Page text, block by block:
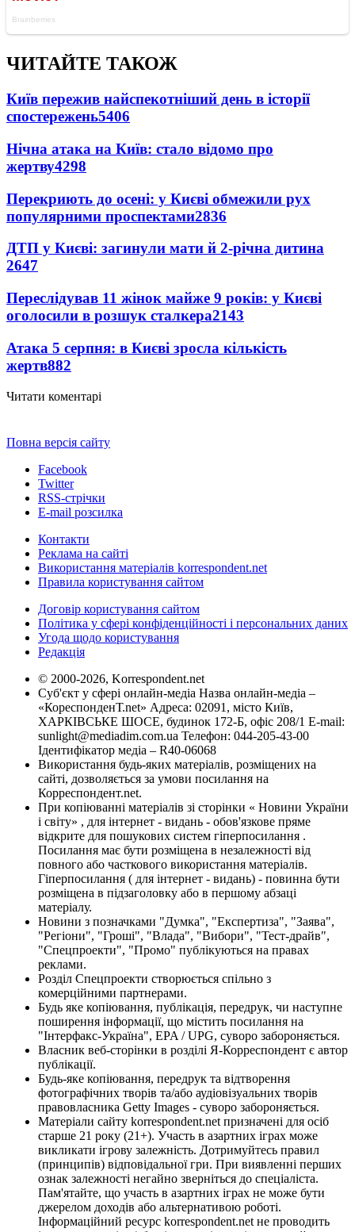
ЧИТАЙТЕ ТАКОЖ
Київ пережив найспекотніший день в історії
спостережень5406
Нічна атака на Київ: стало відомо про
жертву4298
Перекриють до осені: у Києві обмежили рух
популярними проспектами2836
ДТП у Києві: загинули мати й 2-річна дитина
2647
Переслідував 11 жінок майже 9 років: у Києві
оголосили в розшук сталкера2143
Атака 5 серпня: в Києві зросла кількість
жертв882
Читати коментарі
Повна версія сайту
Facebook
Twitter
RSS-стрічки
E-mail розсилка
Контакти
Реклама на сайті
Використання матеріалів korrespondent.net
Правила користування сайтом
Договір користування сайтом
Політика у сфері конфіденційності і персональних даних
Угода щодо користування
Редакція
© 2000-2026, Korrespondent.net
Суб'єкт у сфері онлайн-медіа Назва онлайн-медіа –
«КореспонденТ.net» Адреса: 02091, місто Київ,
ХАРКІВСЬКЕ ШОСЕ, будинок 172-Б, офіс 208/1 E-mail:
sunlight@mediadim.com.ua Телефон: 044-205-43-00
Ідентифікатор медіа – R40-06068
Використання будь-яких матеріалів, розміщених на
сайті, дозволяється за умови посилання на
Корреспондент.net.
При копіюванні матеріалів зі сторінки « Новини України
і світу» , для інтернет - видань - обов'язкове пряме
відкрите для пошукових систем гіперпосилання .
Посилання має бути розміщена в незалежності від
повного або часткового використання матеріалів.
Гіперпосилання ( для інтернет - видань) - повинна бути
розміщена в підзаголовку або в першому абзаці
матеріалу.
Новини з позначками "Думка", "Експертиза", "Заява",
"Регіони", "Гроші", "Влада", "Вибори", "Тест-драйв",
"Спецпроекти", "Промо" публікуються на правах
реклами.
Розділ Спецпроекти створюється спільно з
комерційними партнерами.
Будь яке копіювання, публікація, передрук, чи наступне
поширення інформації, що містить посилання на
"Інтерфакс-Україна", EPA / UPG, суворо забороняється.
Власник веб-сторінки в розділі Я-Корреспондент є автор
публікації.
Будь-яке копіювання, передрук та відтворення
фотографічних творів та/або аудіовізуальних творів
правовласника Getty Images - суворо забороняється.
Матеріали сайту korrespondent.net призначені для осіб
старше 21 року (21+). Участь в азартних іграх може
викликати ігрову залежність. Дотримуйтесь правил
(принципів) відповідальної гри. При виявленні перших
ознак залежності негайно зверніться до спеціаліста.
Пам'ятайте, що участь в азартних іграх не може бути
джерелом доходів або альтернативою роботі.
Інформаційний ресурс korrespondent.net не проводить